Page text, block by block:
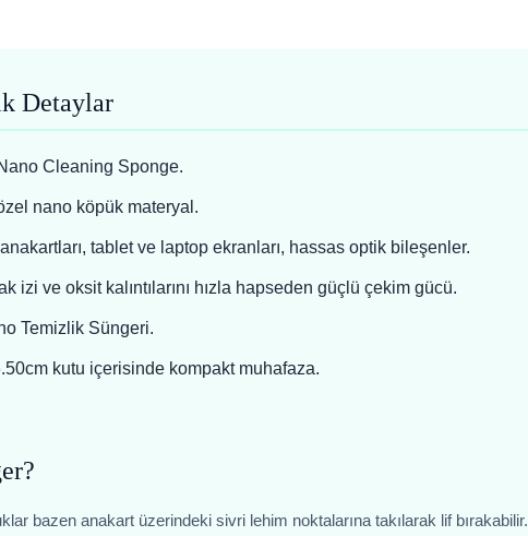
Detaylar
Cleaning Sponge.
nano köpük materyal.
anakartları, tablet ve laptop ekranları, hassas optik bileşenler.
izi ve oksit kalıntılarını hızla hapseden güçlü çekim gücü.
Temizlik Süngeri.
kutu içerisinde kompakt muhafaza.
bazen anakart üzerindeki sivri lehim noktalarına takılarak lif bırakabilir.